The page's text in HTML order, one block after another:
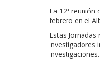
La 12ª reunión
febrero en el
Estas
investigadores
investigaciones.